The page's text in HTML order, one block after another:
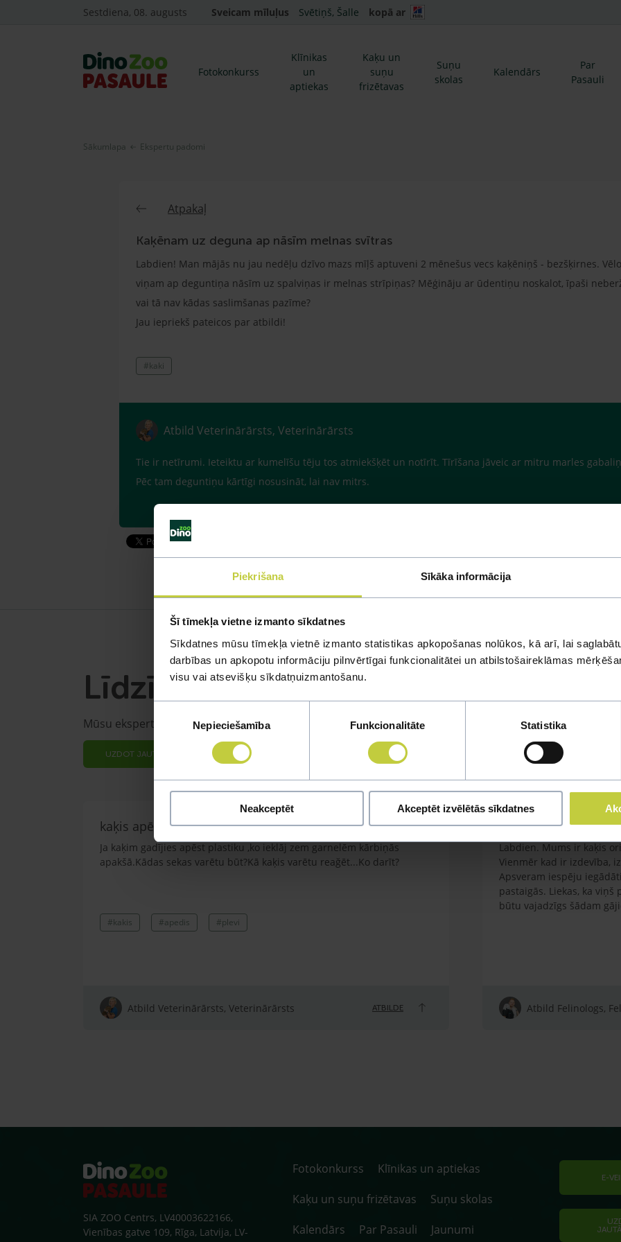
Piekrišana Sīkāka informācija
Šī tīmekļa vietne izmanto sīkdatnes
Sīkdatnes mūsu tīmekļa vietnē izmanto statistikas apkopošanas nolūkos, kā arī, lai
darbības un apkopotu informāciju pilnvērtīgai funkcionalitātei un atbilstošaireklāmas
visu vai atsevišķu sīkdatņuizmantošanu.
izvēle
Nepieciešamība Funkcionalitāte Statistika
Neakceptēt Akceptēt izvēlētās sīkdatnes
Sestdiena, 08. augusts Sveicam mīluļus Svētiņš, Šalle kopā ar
Fotokonkurss
Klīnikas
un
aptiekas
Kaķu un
suņu
frizētavas
Suņu
skolas
Kalendārs
Par
Pasauli
Sākumlapa Ekspertu padomi
Atpakaļ
Kaķēnam uz deguna ap nāsīm melnas svītras
Labdien! Man mājās nu jau nedēļu dzīvo mazs mīļš aptuveni 2 mēnešus vecs kaķēniņš - bezšķirnes.
viņam ap deguntiņa nāsīm uz spalviņas ir melnas strīpiņas? Mēģināju ar ūdentiņu noskalot, īpaši
vai tā nav kādas saslimšanas pazīme?
Jau iepriekš pateicos par atbildi!
#kaki
Atbild Veterinārārsts, Veterinārārsts
Tie ir netīrumi. Ieteiktu ar kumelīšu tēju tos atmiekšķēt un notīrīt. Tīrīšana jāveic ar mitru marles
Pēc tam deguntiņu kārtīgi nosusināt, lai nav mitrs.
Līdzīgi jautājumi
Mūsu eksperti spēs atbildēt uz jebkuru Jūsu jautājumu
UZDOT JAUTĀJUMU
kaķis apēdis plēvi
Ja kaķim gadījies apēst plastiku ,ko ieklāj zem garnelēm kārbiņās
apakšā.Kādas sekas varētu būt?Kā kaķis varētu reağēt...Ko darīt?
#kakis #apedis #plevi
Atbild Veterinārārsts, Veterinārārsts ATBILDE
Kaķa vešana ārā
Labdien. Mums ir kaķis
Vienmēr kad ir izdevība,
Apsveram iespēju
pastaigās. Liekas, ka
būtu vajadzīgs šādam
Atbild Felinologs,
SIA ZOO Centrs, LV40003622166,
Vienības gatve 109, Rīga, Latvija, LV-
Fotokonkurss
Klīnikas un aptiekas
Kaķu un suņu frizētavas
Suņu skolas
Kalendārs
Par Pasauli Jaunumi
E-